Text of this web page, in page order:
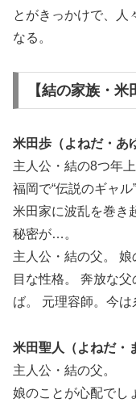
とがきっかけで、人
なる。
【結の家族・米
米田歩（よねだ・あ
主人公・結の8つ年上
福岡で“伝説のギャ
米田家に波乱を巻き
秘密が…。
主人公・結の父。
目な性格。 奔放な
ば。 元理容師。今は
米田聖人（よねだ・
主人公・結の父。
娘のことが心配でし